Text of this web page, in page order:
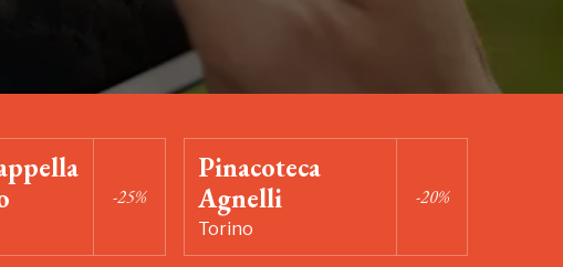
-25%
Pinacoteca
Agnelli
Torino
-20%